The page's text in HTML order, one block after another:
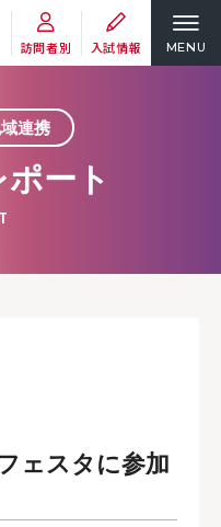
訪問者別 入試情報 MENU
連携
ート
ェスタに参加